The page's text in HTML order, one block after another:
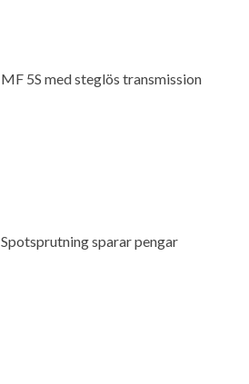
MF 5S med steglös transmission
Spotsprutning sparar pengar